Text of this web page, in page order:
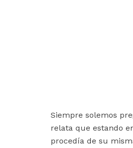
Siempre solemos
relata que estando
procedía de su